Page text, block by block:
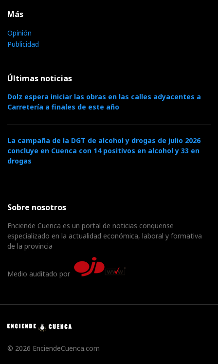
Más
Opinión
Publicidad
Últimas noticias
Dolz espera iniciar las obras en las calles adyacentes a
Carretería a finales de este año
La campaña de la DGT de alcohol y drogas de julio 2026
concluye en Cuenca con 14 positivos en alcohol y 33 en
drogas
Sobre nosotros
Enciende Cuenca es un portal de noticias conquense
especializado en la actualidad económica, laboral y formativa
de la provincia
Medio auditado por
© 2026 EnciendeCuenca.com